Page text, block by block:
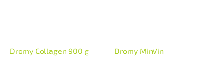
Dromy Collagen 900 g Dromy MinVin